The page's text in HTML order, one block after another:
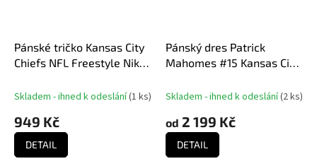
Pánské tričko Kansas City
Chiefs NFL Freestyle Nike
Skladem - ihned k odeslání(1 ks)
949 Kč
DETAIL
Pánský dres Patrick
Mahomes #15 Kansas City
Home Jersey
Skladem - ihned k odeslání(2 ks)
od 2 199 Kč
DETAIL